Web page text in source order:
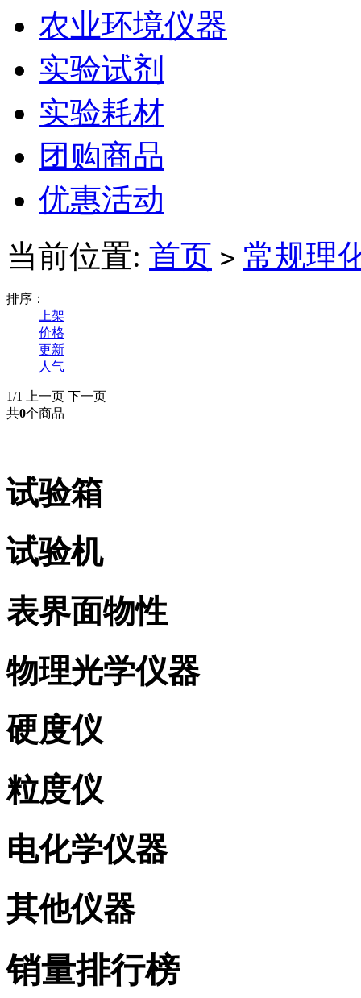
农业环境仪器
实验试剂
实验耗材
团购商品
优惠活动
当前位置: 首页 > 常规理
排序：
上架
价格
更新
人气
1/1 上一页 下一页
共0个商品
试验箱
试验机
表界面物性
物理光学仪器
硬度仪
粒度仪
电化学仪器
其他仪器
销量排行榜